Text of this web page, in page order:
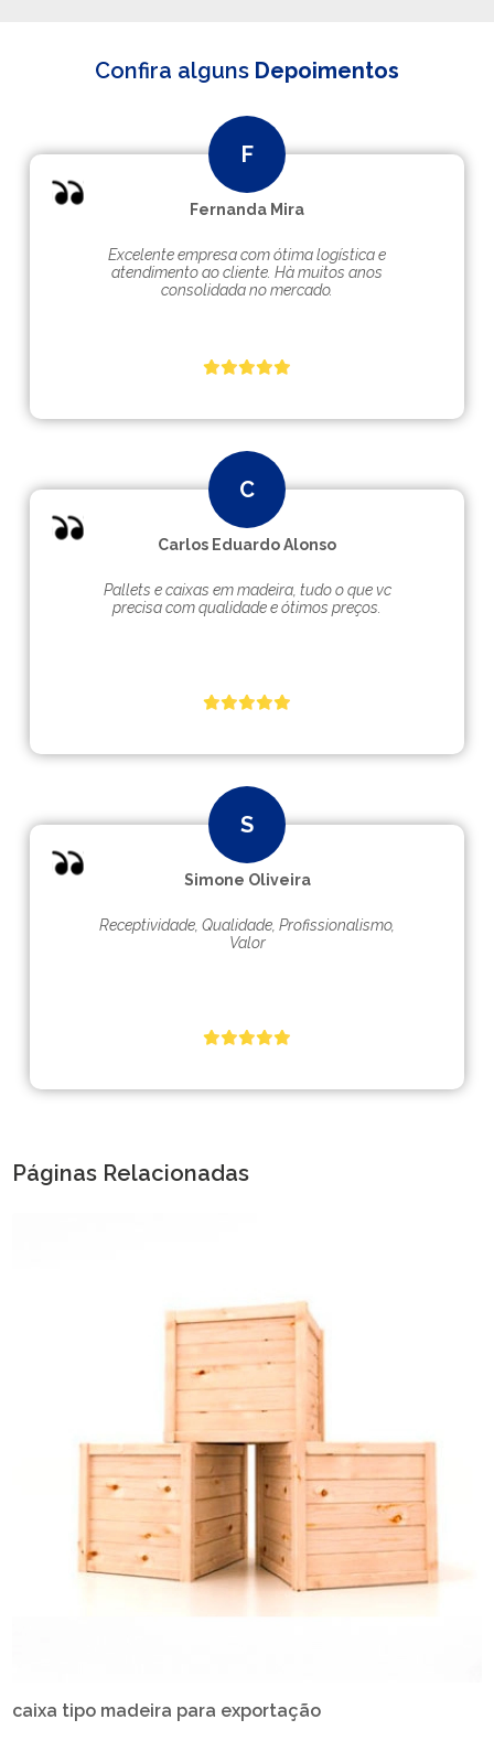
Confira alguns Depoimentos
Fernanda Mira
Excelente empresa com ótima logística e
atendimento ao cliente. Hà muitos anos
consolidada no mercado.
Carlos Eduardo Alonso
Pallets e caixas em madeira, tudo o que vc
precisa com qualidade e ótimos preços.
Simone Oliveira
Receptividade, Qualidade, Profissionalismo,
Valor
Páginas Relacionadas
caixa tipo madeira para exportação